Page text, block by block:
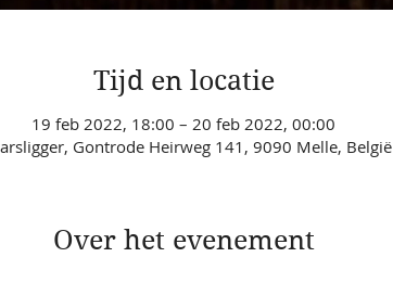
Tijd en locatie
19 feb 2022, 18:00 – 20 feb 2022, 00:00
Gontrode Heirweg 141, 9090 Melle, België
Over het evenement